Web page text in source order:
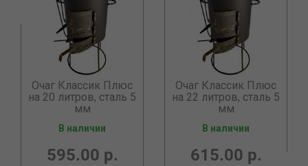
Очаг Классик Плюс
на 20 литров, сталь 5
мм
В наличии
595.00 р.
Очаг Классик Плюс
на 22 литров, сталь 5
мм
В наличии
615.00 р.